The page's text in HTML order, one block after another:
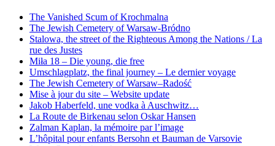
The Vanished Scum of Krochmalna
The Jewish Cemetery of Warsaw-Bródno
Stalowa, the street of the Righteous Among the Nations / La
rue des Justes
Miła 18 – Die young, die free
Umschlagplatz, the final journey – Le dernier voyage
The Jewish Cemetery of Warsaw–Radość
Mise à jour du site – Website update
Jakob Haberfeld, une vodka à Auschwitz…
La Route de Birkenau selon Oskar Hansen
Zalman Kaplan, la mémoire par l’image
L’hôpital pour enfants Bersohn et Bauman de Varsovie